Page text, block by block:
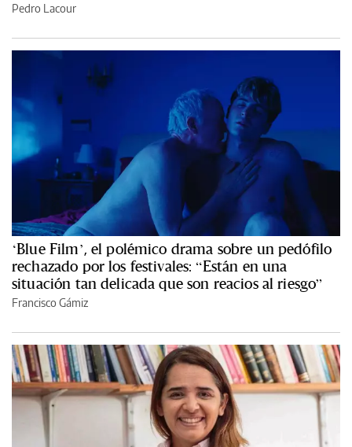
Pedro Lacour
‘Blue Film’, el polémico drama sobre un pedófilo
rechazado por los festivales: “Están en una
situación tan delicada que son reacios al riesgo”
Francisco Gámiz